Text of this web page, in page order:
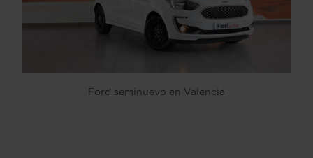
Ford seminuevo en Valencia